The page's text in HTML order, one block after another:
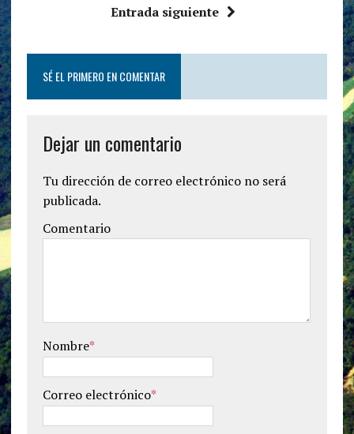
Entrada siguiente
SÉ EL PRIMERO EN COMENTAR
Dejar un comentario
Tu dirección de correo electrónico no será
publicada.
Comentario
Nombre*
Correo electrónico*